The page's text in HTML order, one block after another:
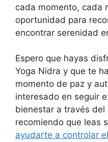
cada momento, cada
oportunidad para
encontrar serenidad
Espero que hayas
Yoga Nidra y que te
momento de paz y
interesado en seguir
bienestar a través
recomiendo que leas
ayudarte a controlar